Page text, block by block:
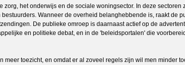
het onderwijs en de sociale woningsector. In deze
Wanneer de overheid belanghebbende is, raakt de
De publieke omroep is daarnaast actief op de
en politieke debat, en in de 'beleidsportalen' die
toezicht, en omdat er al zoveel regels zijn wil men minder